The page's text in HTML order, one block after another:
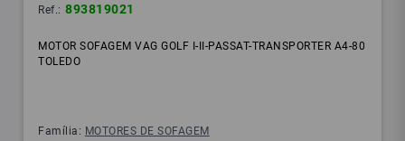
Ref.: 893819021
MOTOR SOFAGEM VAG GOLF I-II-PASSAT-TRANSPORTER A4-80
TOLEDO
Família: MOTORES DE SOFAGEM